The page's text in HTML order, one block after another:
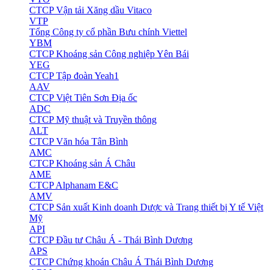
CTCP Vận tải Xăng dầu Vitaco
VTP
Tổng Công ty cổ phần Bưu chính Viettel
YBM
CTCP Khoáng sản Công nghiệp Yên Bái
YEG
CTCP Tập đoàn Yeah1
AAV
CTCP Việt Tiên Sơn Địa ốc
ADC
CTCP Mỹ thuật và Truyền thông
ALT
CTCP Văn hóa Tân Bình
AMC
CTCP Khoáng sản Á Châu
AME
CTCP Alphanam E&C
AMV
CTCP Sản xuất Kinh doanh Dược và Trang thiết bị Y tế Việt
Mỹ
API
CTCP Đầu tư Châu Á - Thái Bình Dương
APS
CTCP Chứng khoán Châu Á Thái Bình Dương